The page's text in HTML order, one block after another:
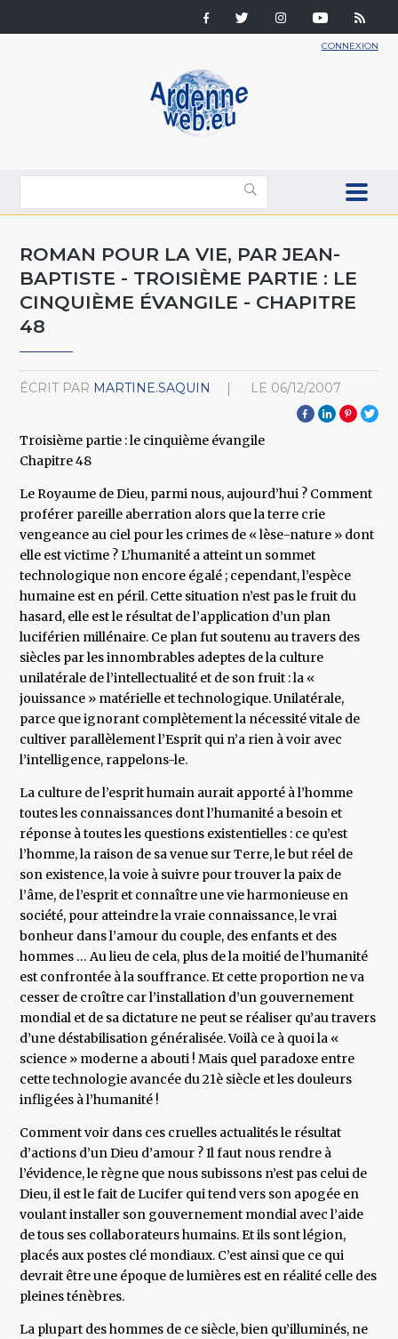
CONNEXION
ROMAN POUR LA VIE, PAR JEAN-
BAPTISTE - TROISIÈME PARTIE : LE
CINQUIÈME ÉVANGILE - CHAPITRE
48
ÉCRIT PAR MARTINE.SAQUIN LE 06/12/2007
Troisième partie : le cinquième évangile
Chapitre 48
Le Royaume de Dieu, parmi nous, aujourd’hui ? Comment
proférer pareille aberration alors que la terre crie
vengeance au ciel pour les crimes de « lèse-nature » dont
elle est victime ? L’humanité a atteint un sommet
technologique non encore égalé ; cependant, l’espèce
humaine est en péril. Cette situation n’est pas le fruit du
hasard, elle est le résultat de l’application d’un plan
luciférien millénaire. Ce plan fut soutenu au travers des
siècles par les innombrables adeptes de la culture
unilatérale de l’intellectualité et de son fruit : la «
jouissance » matérielle et technologique. Unilatérale,
parce que ignorant complètement la nécessité vitale de
cultiver parallèlement l’Esprit qui n’a rien à voir avec
l’intelligence, rappelons-le.
La culture de l’esprit humain aurait apporté à l’homme
toutes les connaissances dont l’humanité a besoin et
réponse à toutes les questions existentielles : ce qu’est
l’homme, la raison de sa venue sur Terre, le but réel de
son existence, la voie à suivre pour trouver la paix de
l’âme, de l’esprit et connaître une vie harmonieuse en
société, pour atteindre la vraie connaissance, le vrai
bonheur dans l’amour du couple, des enfants et des
hommes … Au lieu de cela, plus de la moitié de l’humanité
est confrontée à la souffrance. Et cette proportion ne va
cesser de croître car l’installation d’un gouvernement
mondial et de sa dictature ne peut se réaliser qu’au travers
d’une déstabilisation généralisée. Voilà ce à quoi la «
science » moderne a abouti ! Mais quel paradoxe entre
cette technologie avancée du 21è siècle et les douleurs
infligées à l’humanité !
Comment voir dans ces cruelles actualités le résultat
d’actions d’un Dieu d’amour ? Il faut nous rendre à
l’évidence, le règne que nous subissons n’est pas celui de
Dieu, il est le fait de Lucifer qui tend vers son apogée en
voulant installer son gouvernement mondial avec l’aide
de tous ses collaborateurs humains. Et ils sont légion,
placés aux postes clé mondiaux. C’est ainsi que ce qui
devrait être une époque de lumières est en réalité celle des
pleines ténèbres.
La plupart des hommes de ce siècle, bien qu’illuminés, ne